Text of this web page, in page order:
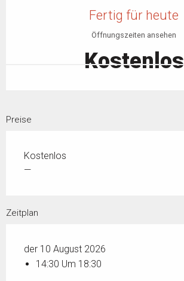
Fertig für heute
Öffnungszeiten ansehen
Kostenlos
Preise
Kostenlos
—
Zeitplan
der 10 August 2026
14:30 Um 18:30